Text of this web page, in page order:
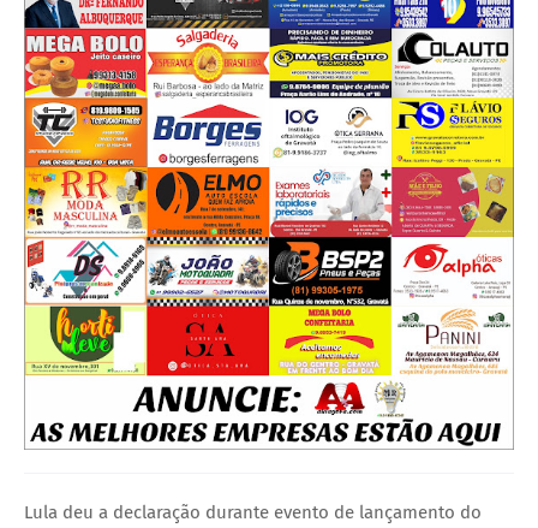
Lula deu a declaração durante evento de lançamento do